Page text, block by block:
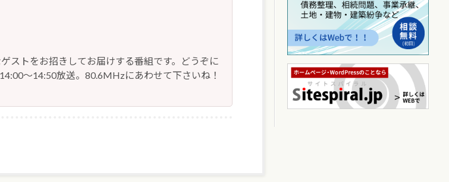
ストをお招きしてお届けする番組です。どうぞに
～14:50放送。80.6MHzにあわせて下さいね！